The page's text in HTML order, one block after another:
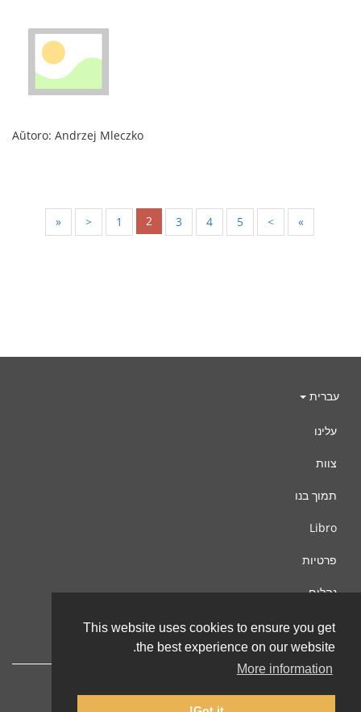
This website uses cookies to ensure you get
the best experience on our website.
More information
Aŭtoro: Andrzej Mleczko
« < 1 2 3 4 5 > »
עברית
עלינו
צוות
תמוך בנו
Libro
פרטיות
נהלים
צור קשר